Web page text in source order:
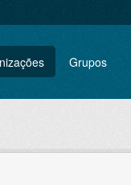
Grupos